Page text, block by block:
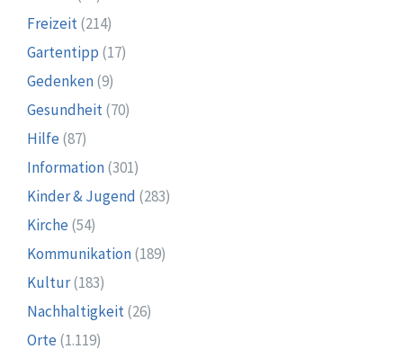
Freizeit(214)
Gartentipp (17)
Gedenken(9)
Gesundheit(70)
Hilfe (87)
Information(301)
Kinder & Jugend (283)
Kirche (54)
Kommunikation(189)
Kultur(183)
Nachhaltigkeit(26)
Orte (1.119)